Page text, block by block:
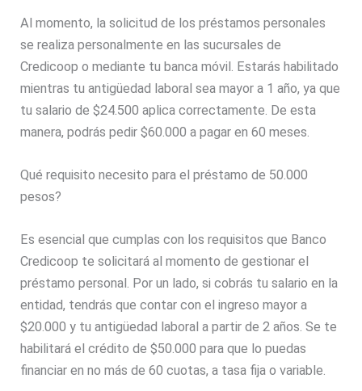
Al momento, la solicitud de los préstamos personales
se realiza personalmente en las sucursales de
Credicoop o mediante tu banca móvil. Estarás habilitado
mientras tu antigüedad laboral sea mayor a 1 año, ya que
tu salario de $24.500 aplica correctamente. De esta
manera, podrás pedir $60.000 a pagar en 60 meses.
Qué requisito necesito para el préstamo de 50.000
pesos?
Es esencial que cumplas con los requisitos que Banco
Credicoop te solicitará al momento de gestionar el
préstamo personal. Por un lado, si cobrás tu salario en la
entidad, tendrás que contar con el ingreso mayor a
$20.000 y tu antigüedad laboral a partir de 2 años. Se te
habilitará el crédito de $50.000 para que lo puedas
financiar en no más de 60 cuotas, a tasa fija o variable.